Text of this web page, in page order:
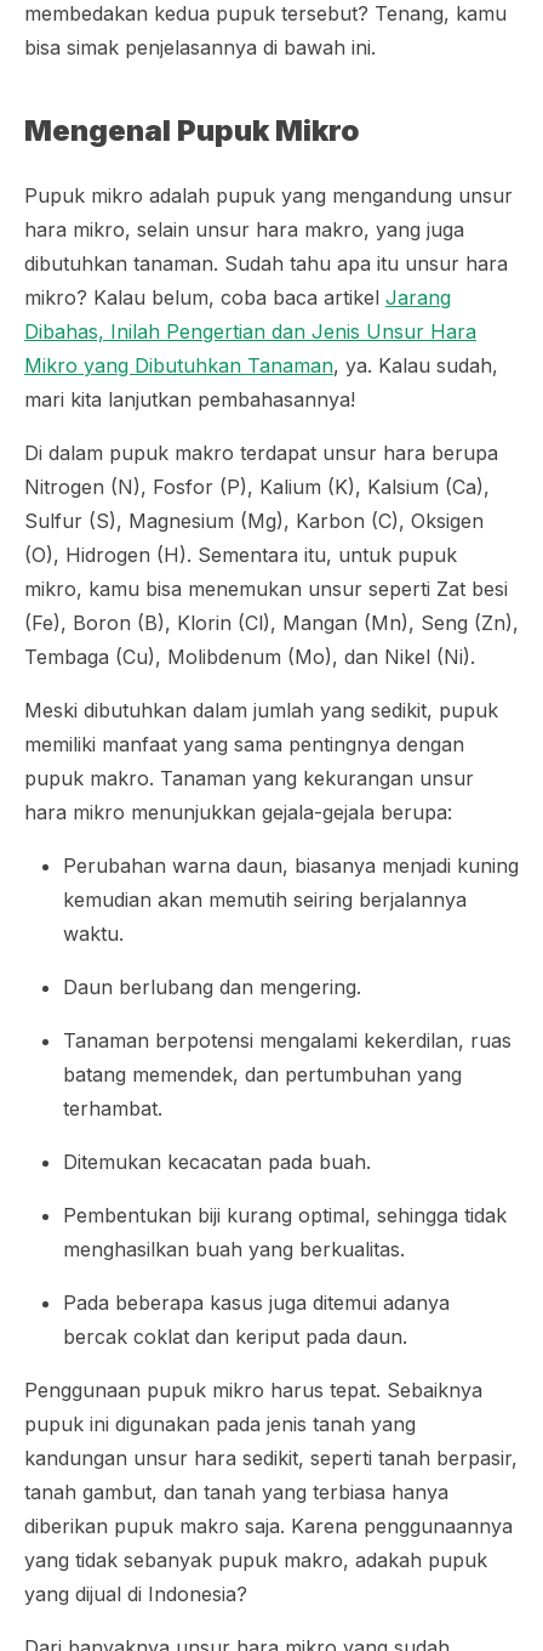
membedakan kedua pupuk tersebut? Tenang, kamu
bisa simak penjelasannya di bawah ini.
Mengenal Pupuk Mikro
Pupuk mikro adalah pupuk yang mengandung unsur
hara mikro, selain unsur hara makro, yang juga
dibutuhkan tanaman. Sudah tahu apa itu unsur hara
mikro? Kalau belum, coba baca artikel Jarang
Dibahas, Inilah Pengertian dan Jenis Unsur Hara
Mikro yang Dibutuhkan Tanaman, ya. Kalau sudah,
mari kita lanjutkan pembahasannya!
Di dalam pupuk makro terdapat unsur hara berupa
Nitrogen (N), Fosfor (P), Kalium (K), Kalsium (Ca),
Sulfur (S), Magnesium (Mg), Karbon (C), Oksigen
(O), Hidrogen (H). Sementara itu, untuk pupuk
mikro, kamu bisa menemukan unsur seperti Zat besi
(Fe), Boron (B), Klorin (Cl), Mangan (Mn), Seng (Zn),
Tembaga (Cu), Molibdenum (Mo), dan Nikel (Ni).
Meski dibutuhkan dalam jumlah yang sedikit, pupuk
memiliki manfaat yang sama pentingnya dengan
pupuk makro. Tanaman yang kekurangan unsur
hara mikro menunjukkan gejala-gejala berupa:
Perubahan warna daun, biasanya menjadi kuning
kemudian akan memutih seiring berjalannya
waktu.
Daun berlubang dan mengering.
Tanaman berpotensi mengalami kekerdilan, ruas
batang memendek, dan pertumbuhan yang
terhambat.
Ditemukan kecacatan pada buah.
Pembentukan biji kurang optimal, sehingga tidak
menghasilkan buah yang berkualitas.
Pada beberapa kasus juga ditemui adanya
bercak coklat dan keriput pada daun.
Penggunaan pupuk mikro harus tepat. Sebaiknya
pupuk ini digunakan pada jenis tanah yang
kandungan unsur hara sedikit, seperti tanah berpasir,
tanah gambut, dan tanah yang terbiasa hanya
diberikan pupuk makro saja. Karena penggunaannya
yang tidak sebanyak pupuk makro, adakah pupuk
yang dijual di Indonesia?